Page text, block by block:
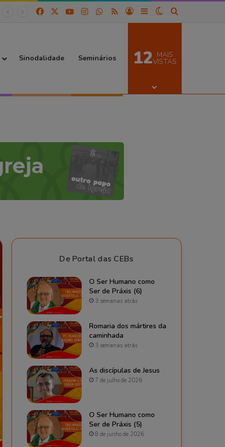
FacebookYouTubeInstagramWhatsApp
RSSEntrarBarra Lateral
Switch skin
Procurar por
Sinodalidade Seminários 12 MAIS
VISTAS
De Portal das CEBs
O Ser Humano como
Ser de Práxis (6)
3 semanas atrás
Romaria dos mártires da
caminhada
3 semanas atrás
As discípulas de Jesus
7 de julho de 2026
O Ser Humano como
Ser de Práxis (5)
8 de junho de 2026